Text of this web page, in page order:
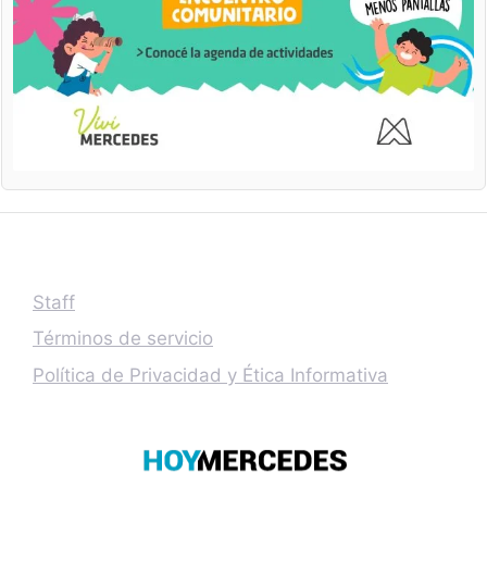
Staff
Términos de servicio
Política de Privacidad y Ética Informativa